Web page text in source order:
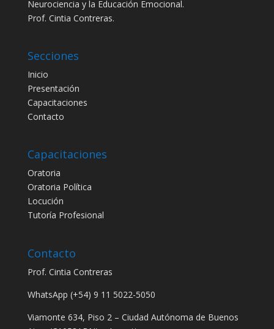
Neurociencia y la Educación Emocional.
Prof. Cintia Contreras.
Secciones
Inicio
Presentación
Capacitaciones
Contacto
Capacitaciones
Oratoria
Oratoria Política
Locución
Tutoría Profesional
Contacto
Prof. Cintia Contreras
WhatsApp (+54) 9 11 5022-5050
Viamonte 634, Piso 2 – Ciudad Autónoma de Buenos